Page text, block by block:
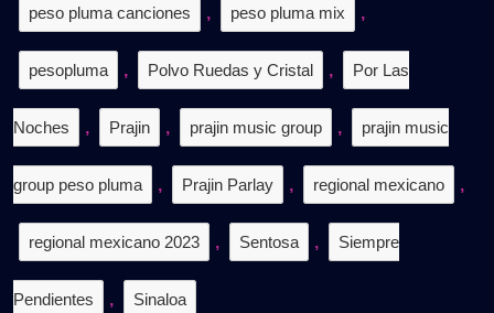
peso pluma canciones , peso pluma mix ,
pesopluma , Polvo Ruedas y Cristal , Por Las
Noches , Prajin , prajin music group , prajin music
group peso pluma , Prajin Parlay , regional mexicano ,
regional mexicano 2023 , Sentosa , Siempre
Pendientes , Sinaloa